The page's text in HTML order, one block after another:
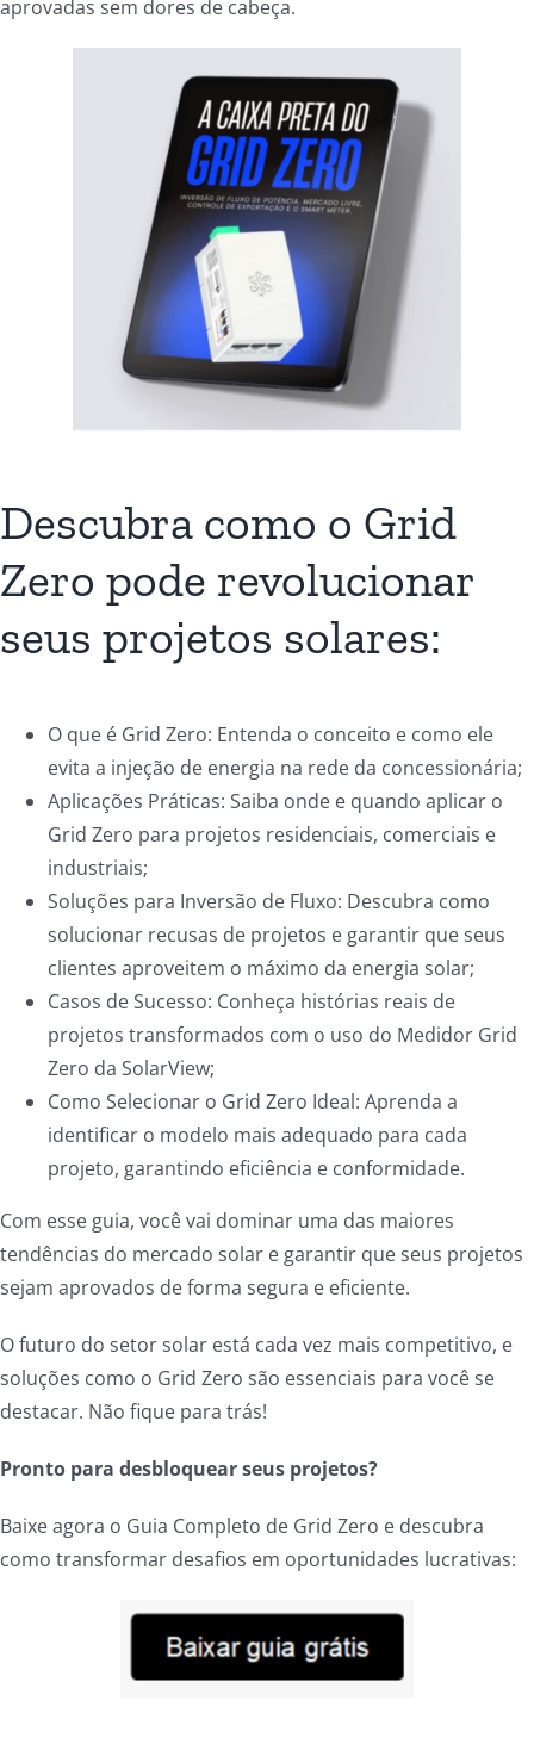
aprovadas sem dores de cabeça.
Descubra como o Grid
Zero pode revolucionar
seus projetos solares:
O que é Grid Zero: Entenda o conceito e como ele
evita a injeção de energia na rede da concessionária;
Aplicações Práticas: Saiba onde e quando aplicar o
Grid Zero para projetos residenciais, comerciais e
industriais;
Soluções para Inversão de Fluxo: Descubra como
solucionar recusas de projetos e garantir que seus
clientes aproveitem o máximo da energia solar;
Casos de Sucesso: Conheça histórias reais de
projetos transformados com o uso do Medidor Grid
Zero da SolarView;
Como Selecionar o Grid Zero Ideal: Aprenda a
identificar o modelo mais adequado para cada
projeto, garantindo eficiência e conformidade.
Com esse guia, você vai dominar uma das maiores
tendências do mercado solar e garantir que seus projetos
sejam aprovados de forma segura e eficiente.
O futuro do setor solar está cada vez mais competitivo, e
soluções como o Grid Zero são essenciais para você se
destacar. Não fique para trás!
Pronto para desbloquear seus projetos?
Baixe agora o Guia Completo de Grid Zero e descubra
como transformar desafios em oportunidades lucrativas: